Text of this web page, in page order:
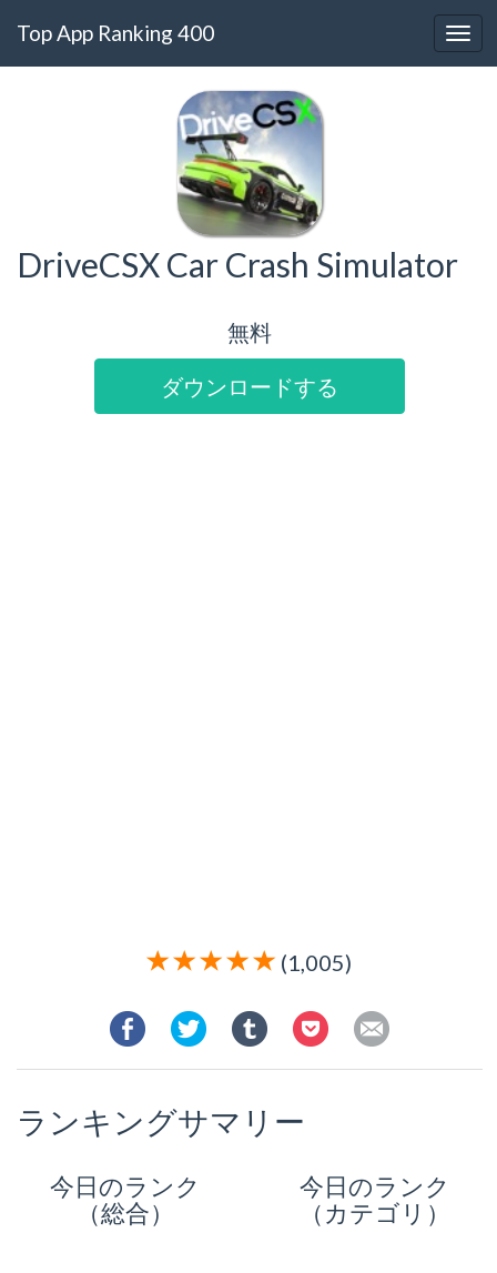
Top App Ranking 400
DriveCSX Car Crash Simulator
無料
ダウンロードする
(1,005)
ランキングサマリー
今日のランク
（総合）
今日のランク
（カテゴリ）